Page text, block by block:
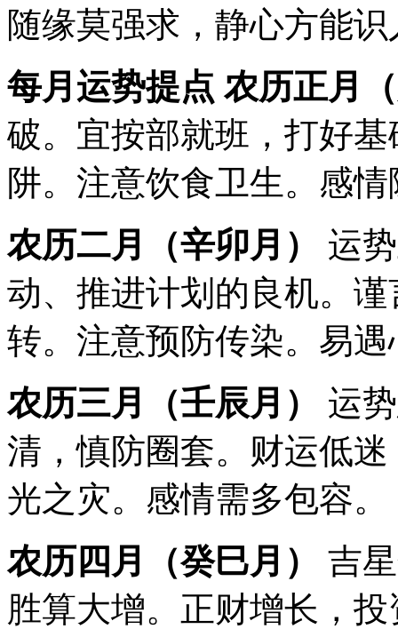
随缘莫强求，静心方能识
每月运势提点 农历正月
破。宜按部就班，打好
阱。注意饮食卫生。感
农历二月（辛卯月）
运
动、推进计划的良机。
转。注意预防传染。易
农历三月（壬辰月）
运
清，慎防圈套。财运低
光之灾。感情需多包容。
农历四月（癸巳月）
吉
胜算大增。正财增长，